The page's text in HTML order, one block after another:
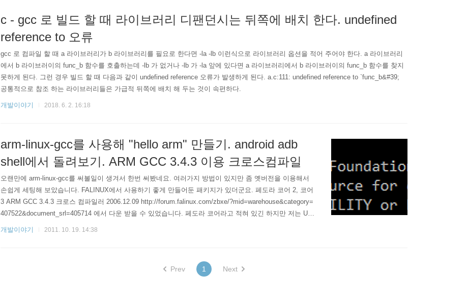
c - gcc 로 빌드 할 때 라이브러리 디팬던시는 뒤쪽에 배치 한다. undefined
reference to 오류
gcc 로 컴파일 할 때 a 라이브러리가 b 라이브러리를 필요로 한다면 -la -lb 이런식으로 라이브러리 옵션을 적어 주어야 한다. a 라이브러리
에서 b 라이브러이의 func_b 함수를 호출하는데 -lb 가 없거나 -lb 가 -la 앞에 있다면 a 라이브러리에서 b 라이브러이의 func_b 함수를 찾지
못하게 된다. 그런 경우 빌드 할 때 다음과 같이 undefined reference 오류가 발생하게 된다. a.c:111: undefined reference to `func_b&#39;
공통적으로 참조 하는 라이브러리들은 가급적 뒤쪽에 배치 해 두는 것이 속편하다.
개발이야기 2018. 6. 2. 16:18
arm-linux-gcc를 사용해 "hello arm" 만들기. android adb
shell에서 돌려보기. ARM GCC 3.4.3 이용 크로스컴파일
오랜만에 arm-linux-gcc를 써볼일이 생겨서 한번 써봤네요. 여러가지 방법이 있지만 좀 옛버전을 이용해서
손쉽게 세팅해 보았습니다. FALINUX에서 사용하기 좋게 만들어둔 패키지가 있더군요. 페도라 코어 2, 코어
3 ARM GCC 3.4.3 크로스 컴파일러 2006.12.09 http://forum.falinux.com/zbxe/?mid=warehouse&category=
407522&document_srl=405714 에서 다운 받을 수 있었습니다. 페도라 코어라고 적혀 있긴 하지만 저는 Ubu
ntu 10 에서 작업했습니다. 다운로드 $ wget http://forum.falinux.com/_bankimages/_data_toolchain/arm-tool
개발이야기 2011. 10. 19. 14:38
Prev 1 Next